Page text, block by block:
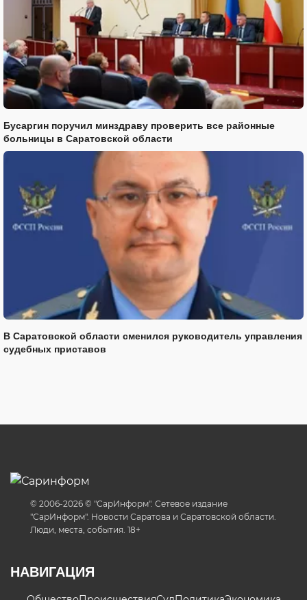
Бусаргин поручил минздраву проверить все районные
больницы в Саратовской области
В Саратовской области сменился руководитель управления
судебных приставов
© 2006-2026 © "СарИнформ". Сетевое издание
"СарИнформ". Новости Саратова и Саратовской области.
Люди, места, события. 18+
НАВИГАЦИЯ